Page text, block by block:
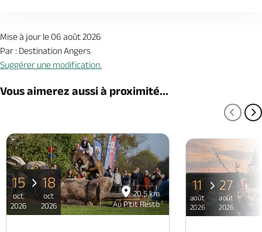
Mise à jour le 06 août 2026
Par : Destination Angers
Suggérer une modification.
Vous aimerez aussi à proximité...
20.5 km
Au P'tit Resto
15
oct
2026
18
oct
2026
11
août
2026
27
août
2026